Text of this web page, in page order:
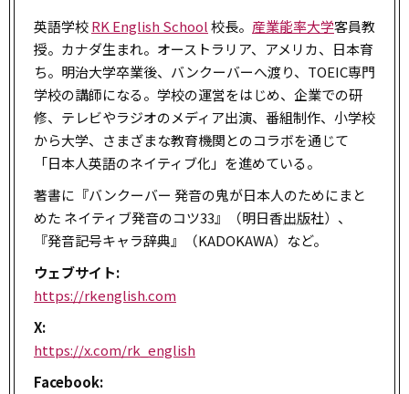
英語学校RK English School校長。 産業能率大学客員教
授。カナダ生まれ。オーストラリア、アメリカ、日本育
ち。明治大学卒業後、バンクーバーへ渡り、TOEIC専門
学校の講師になる。学校の運営をはじめ、企業での研
修、テレビやラジオのメディア出演、番組制作、小学校
から大学、さまざまな教育機関とのコラボを通じて
「日本人英語のネイティブ化」を進めている。
著書に『バンクーバー 発音の鬼が日本人のためにまと
めた ネイティブ発音のコツ33』（明日香出版社）、
『発音記号キャラ辞典』（KADOKAWA）など。
ウェブサイト:
https://rkenglish.com
X:
https://x.com/rk_english
Facebook: